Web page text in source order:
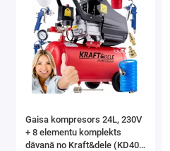
Gaisa kompresors 24L, 230V
+ 8 elementu komplekts
dāvanā no Kraft&dele (KD400